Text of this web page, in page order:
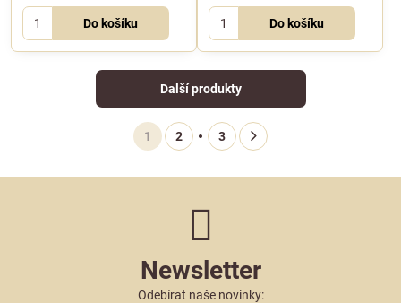
Do košíku Do košíku
Další produkty
1 2 3
Newsletter
Odebírat naše novinky: